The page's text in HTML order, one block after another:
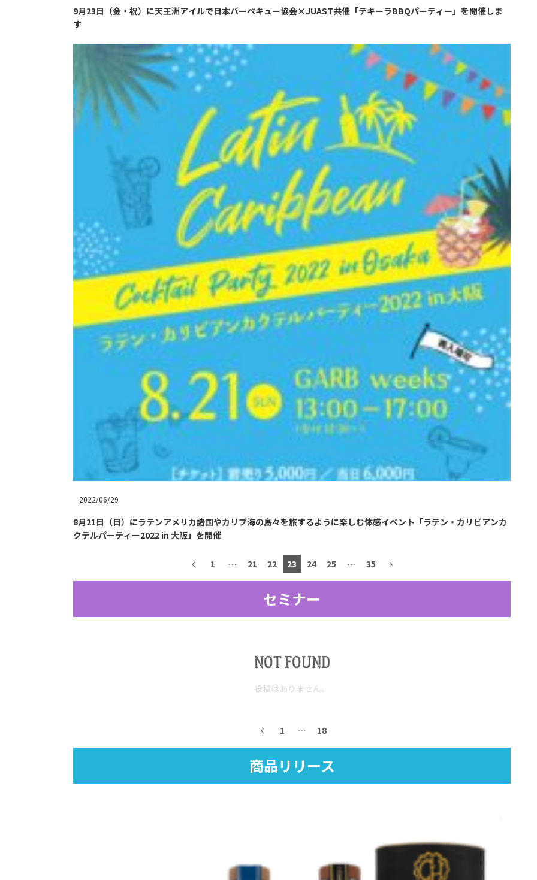
9月23日（金・祝）に天王洲アイルで日本バーベキュー協会×JUAST共催「テキーラBBQパーティー」を開催しま
す
2022/06/29
8月21日（日）にラテンアメリカ諸国やカリブ海の島々を旅するように楽しむ体感イベント「ラテン・カリビアンカ
クテルパーティー2022 in 大阪」を開催
1 … 21 22 23 24 25 … 35
セミナー
NOT FOUND
投稿はありません。
1 … 18
商品リリース